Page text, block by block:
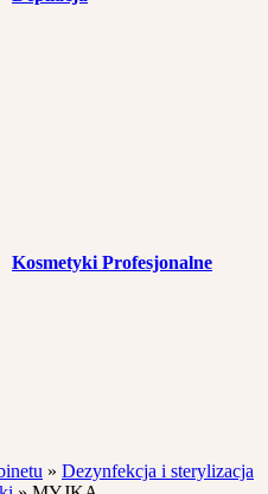
Kosmetyki Profesjonalne
» Dezynfekcja i sterylizacja